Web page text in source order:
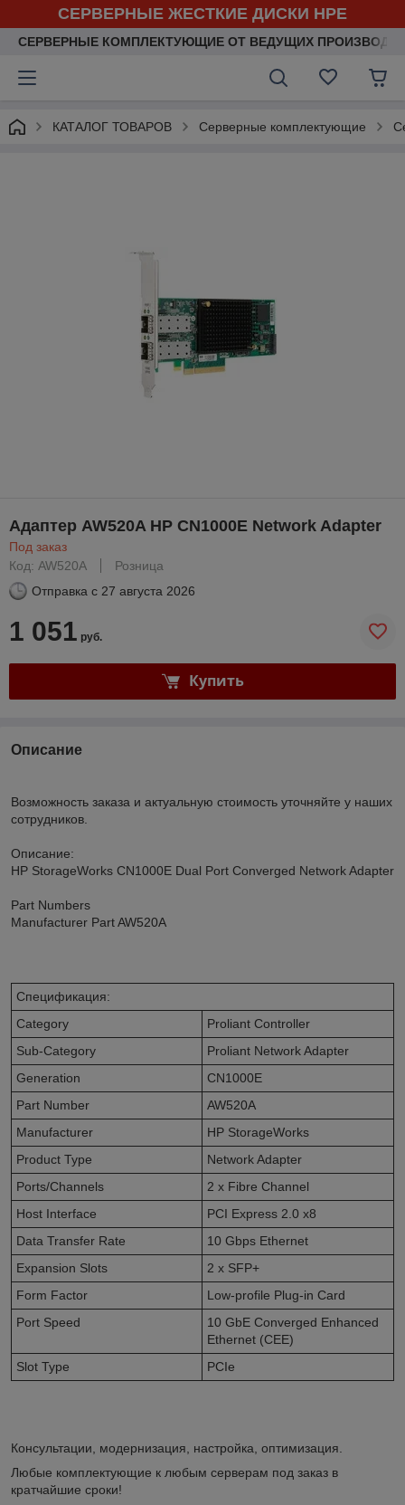
СЕРВЕРНЫЕ ЖЕСТКИЕ ДИСКИ HPE
СЕРВЕРНЫЕ КОМПЛЕКТУЮЩИЕ ОТ ВЕДУЩИХ
КАТАЛОГ ТОВАРОВ Серверные комплектующие
Адаптер AW520A HP CN1000E Network Adapter
Под заказ
Код: AW520A
Розница
Отправка с 27 августа 2026
1 051 руб.
Купить
Описание
Возможность заказа и актуальную стоимость уточняйте у наших
сотрудников.
Описание:
HP StorageWorks CN1000E Dual Port Converged Network Adapter
Part Numbers
Manufacturer Part AW520A
Спецификация:
Category
Proliant Controller
Sub-Category
Proliant Network Adapter
Generation
CN1000E
Part Number
AW520A
Manufacturer
HP StorageWorks
Product Type
Network Adapter
Ports/Channels
2 x Fibre Channel
Host Interface
PCI Express 2.0 x8
Data Transfer Rate
10 Gbps Ethernet
Expansion Slots
2 x SFP+
Form Factor
Low-profile Plug-in Card
Port Speed
10 GbE Converged Enhanced
Ethernet (CEE)
Slot Type
PCIe
Консультации, модернизация, настройка, оптимизация.
Любые комплектующие к любым серверам под заказ в
кратчайшие сроки!